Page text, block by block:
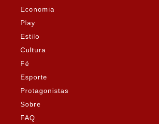
Economia
Play
Estilo
Cultura
Fé
Esporte
Protagonistas
Sobre
FAQ